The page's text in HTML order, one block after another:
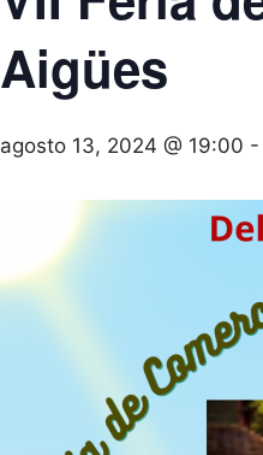
Aigües
agosto 13, 2024 @ 19:00 -